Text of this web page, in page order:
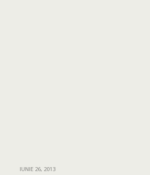
IUNIE 26, 2013